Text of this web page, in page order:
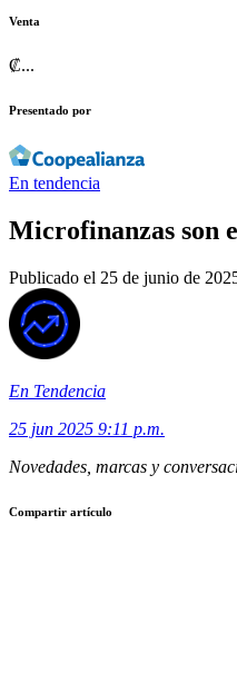
Venta
₡...
Presentado por
En tendencia
Microfinanzas son
Publicado el 25 de junio de
En Tendencia
25 jun 2025 9:11 p.m.
Novedades, marcas y
Compartir artículo